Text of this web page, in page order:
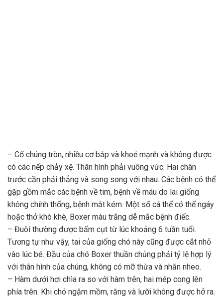
– Cổ chúng tròn, nhiều cơ bắp và khoẻ mạnh và không được
có các nếp chảy xệ. Thân hình phải vuông vức. Hai chân
trước cần phải thẳng và song song với nhau. Các bệnh có thể
gặp gồm mắc các bệnh về tim, bệnh về máu do lai giống
không chính thống, bệnh mắt kém. Một số cá thể có thể ngáy
hoặc thở khò khè, Boxer màu trắng dễ mắc bệnh điếc.
– Đuôi thường được bấm cụt từ lúc khoảng 6 tuần tuổi.
Tương tự như vậy, tai của giống chó này cũng được cắt nhỏ
vào lúc bé. Đầu của chó Boxer thuần chủng phải tỷ lệ hợp lý
với thân hình của chúng, không có mỡ thừa và nhăn nheo.
– Hàm dưới hơi chìa ra so với hàm trên, hai mép cong lên
phía trên. Khi chó ngậm mồm, răng và lưỡi không được hở ra.